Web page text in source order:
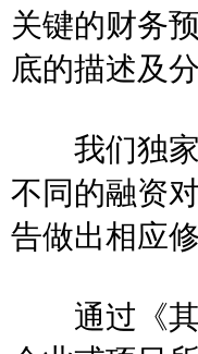
关键的财务
底的描述及分
我们独家
不同的融资
告做出相应修
通过《其